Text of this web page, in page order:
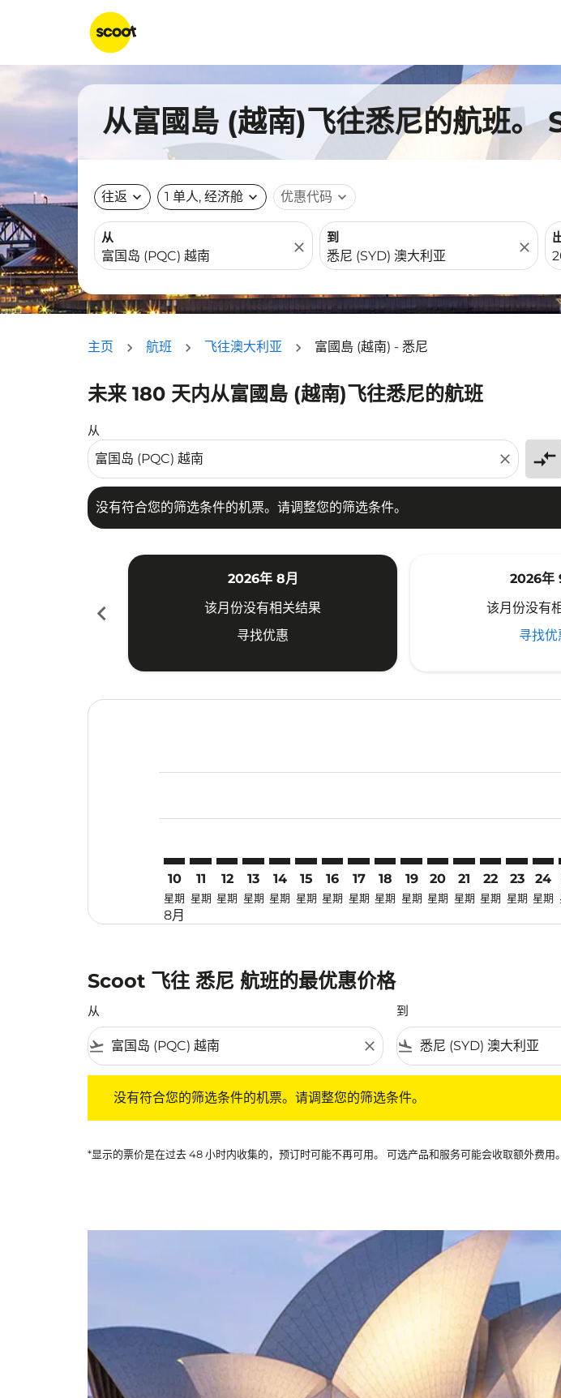
从富國島 (越南)飞往悉尼的航班。
往返 expand_more 1 单人, 经济舱 expand_more 优惠代码 expand_more
从
close
到
close
主页 航班 飞往澳大利亚 富國島 (越南) - 悉尼
未来 180 天内从富國島 (越南)飞往悉尼的航班
从
close compare_arrows
没有符合您的筛选条件的机票。请调整您的筛选条件。
没有符合您的筛选条件的机票。请调整您的筛选条件。
chevron_left
2026年 8月
该月份没有相关结果
寻找优惠
2026年
该月份没有
寻找优
10
星期
8月
11
星期
12
星期
13
星期
14
星期
15
星期
16
星期
17
星期
18
星期
19
星期
20
星期
21
星期
PQC–SYD:
22
星期
23
星期
24
星期
Scoot 飞往 悉尼 航班的最优惠价格
从
flight_takeoff close
到
flight_land
没有符合您的筛选条件的机票。请调整您的筛选条件。
*显示的票价是在过去 48 小时内收集的，预订时可能不再可用。 可选产品和服务可能会收取额外费用。